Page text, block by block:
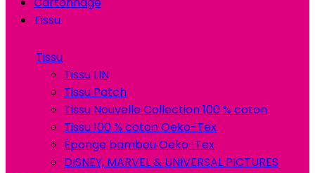
Tissu
Tissu
Tissu LIN
Tissu Patch
Tissu Nouvelle Collection 100 % coton
Tissu 100 % coton Oeko-Tex
Éponge bambou Oeko-Tex
DISNEY, MARVEL & UNIVERSAL PICTURES